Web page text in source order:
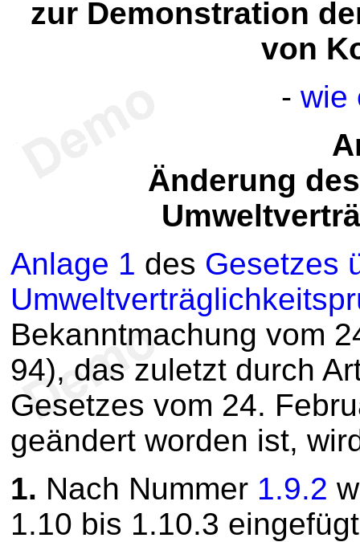
zur Demonstration
von
- wie
Änderung
Anlage 1 des Gesetzes
Bekanntmachung vom
94), das zuletzt durch
Gesetzes vom 24.
geändert worden ist,
1. Nach Nummer 1.9.2
1.10 bis 1.10.3